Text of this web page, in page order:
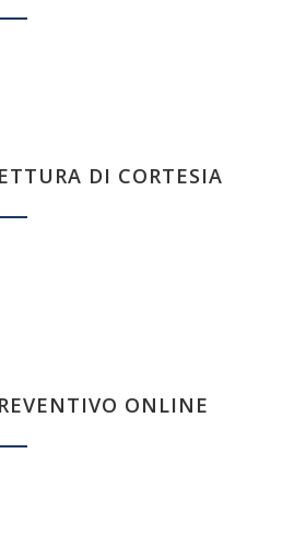
DI CORTESIA
ONLINE